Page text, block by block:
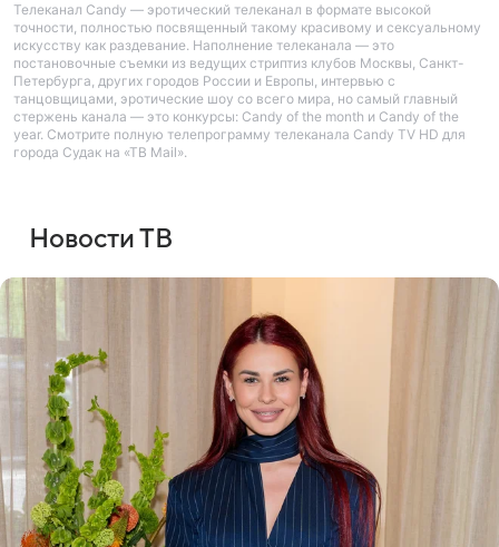
Телеканал Candy — эротический телеканал в формате высокой
точности, полностью посвященный такому красивому и сексуальному
искусству как раздевание. Наполнение телеканала — это
постановочные съемки из ведущих стриптиз клубов Москвы, Санкт-
Петербурга, других городов России и Европы, интервью с
танцовщицами, эротические шоу со всего мира, но самый главный
стержень канала — это конкурсы: Candy of the month и Candy of the
year. Смотрите полную телепрограмму телеканала Candy TV HD для
города Судак на «ТВ Mail».
Новости ТВ